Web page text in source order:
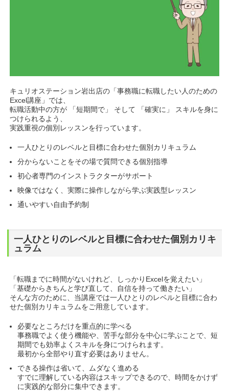
キュリオステーション岩出店の「事務職に転職したい人のための
Excel講座」では、
転職活動中の方が 「短期間で」 そして 「確実に」 スキルを身に
つけられるよう、
実践重視の個別レッスンを行っています。
一人ひとりのレベルと目標に合わせた個別カリキュラム
分からないことをその場で質問できる個別指導
初心者専門のインストラクターがサポート
映像ではなく、実際に操作しながら学ぶ実践型レッスン
通いやすい自由予約制
一人ひとりのレベルと目標に合わせた個別カリキ
ュラム
「転職までに時間がないけれど、しっかりExcelを覚えたい」
「基礎からきちんと学び直して、自信を持って働きたい」
そんな方のために、当講座では一人ひとりのレベルと目標に合わ
せた個別カリキュラムをご用意しています。
必要なところだけを重点的に学べる
事務職でよく使う機能や、苦手な部分を中心に学ぶことで、短
期間でも効率よくスキルを身につけられます。
最初から全部やり直す必要はありません。
できる操作は省いて、ムダなく進める
すでに理解している内容はスキップできるので、時間をかけず
に実践的な部分に集中できます。